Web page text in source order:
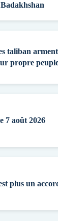
taliban
propre
7 août 2026
plus un